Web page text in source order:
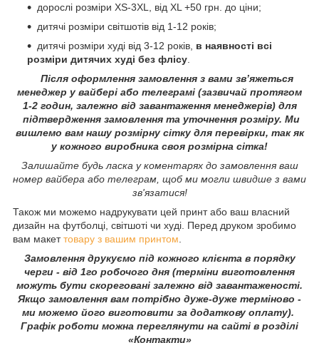
дорослі розміри XS-3XL, від XL +50 грн. до ціни;
дитячі розміри світшотів від 1-12 років;
дитячі розміри худі від 3-12 років, в наявності всі
розміри дитячих худі без флісу
Після оформлення замовлення з вами зв’яжеться
менеджер у вайбері або телеграмі (зазвичай протягом
1-2 годин, залежно від завантаження менеджерів) для
підтвердження замовлення та уточнення розміру. Ми
вишлемо вам нашу розмірну сітку для перевірки, так як
у кожного виробника своя розмірна сітка!
Залишайте будь ласка у коментарях до замовлення ваш
номер вайбера або телеграм, щоб ми могли швидше з вами
зв'язатися!
Також ми можемо надрукувати цей принт або ваш власний
дизайн на футболці, світшоті чи худі. Перед друком зробимо
вам макеттовару з вашим принтом
Замовлення друкуємо під кожного клієнта в порядку
черги - від 1го робочого дня (терміни виготовлення
можуть бути скореговані залежно від завантаженості.
Якщо замовлення вам потрібно дуже-дуже терміново -
ми можемо його виготовити за додаткову оплату).
Графік роботи можна переглянути на сайті в розділі
«Контакти»